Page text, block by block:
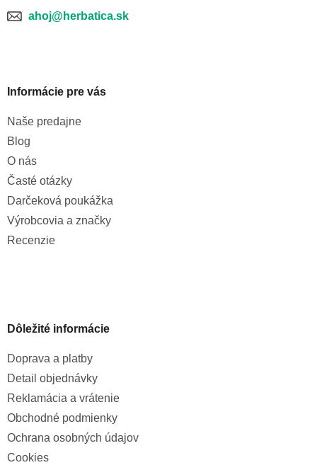
ahoj@herbatica.sk
Informácie pre vás
Naše predajne
Blog
O nás
Časté otázky
Darčeková poukážka
Výrobcovia a značky
Recenzie
Dôležité informácie
Doprava a platby
Detail objednávky
Reklamácia a vrátenie
Obchodné podmienky
Ochrana osobných údajov
Cookies